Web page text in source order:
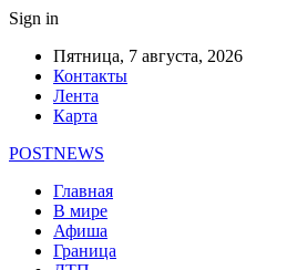
Sign in
Пятница, 7 августа, 2026
Контакты
Лента
Карта
POSTNEWS
Главная
В мире
Афиша
Граница